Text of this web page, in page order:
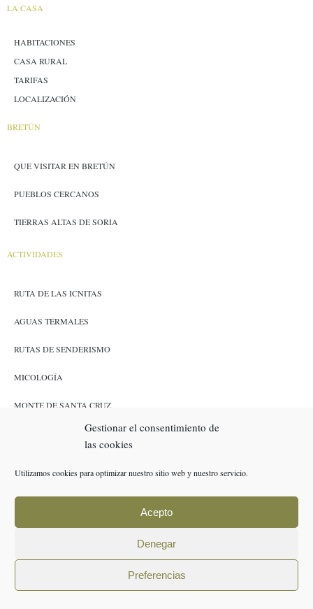
Gestionar el consentimiento de
las cookies
Utilizamos cookies para optimizar nuestro sitio web y nuestro servicio.
Acepto
Denegar
Preferencias
LA CASA
HABITACIONES
CASA RURAL
TARIFAS
LOCALIZACIÓN
BRETÚN
QUE VISITAR EN BRETÚN
PUEBLOS CERCANOS
TIERRAS ALTAS DE SORIA
ACTIVIDADES
RUTA DE LAS ICNITAS
AGUAS TERMALES
RUTAS DE SENDERISMO
MICOLOGÍA
MONTE DE SANTA CRUZ
POLÍTICA DE COOKIES (UE)
AVISO LEGAL
POLÍTICA DE PRIVACIDAD